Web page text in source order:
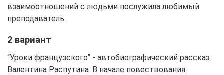
взаимоотношений с людьми послужила любимый
преподаватель.
2 вариант
“Уроки французского” - автобиографический рассказ
Валентина Распутина. В начале повествования